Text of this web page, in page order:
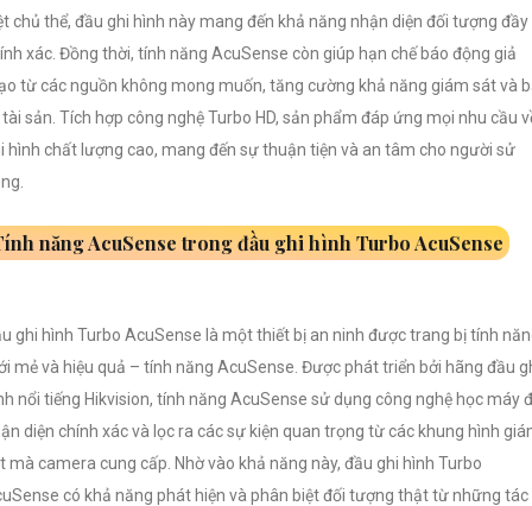
chủ thể, đầu ghi hình này mang đến khả năng nhận diện đối tượng đầy
xác. Đồng thời, tính năng AcuSense còn giúp hạn chế báo động giả
từ các nguồn không mong muốn, tăng cường khả năng giám sát và
tài sản. Tích hợp công nghệ Turbo HD, sản phẩm đáp ứng mọi nhu cầu
hình chất lượng cao, mang đến sự thuận tiện và an tâm cho người sử
năng AcuSense trong đầu ghi hình Turbo AcuSense
ghi hình Turbo AcuSense là một thiết bị an ninh được trang bị tính
mẻ và hiệu quả – tính năng AcuSense. Được phát triển bởi hãng đầu
nổi tiếng Hikvision, tính năng AcuSense sử dụng công nghệ học máy
diện chính xác và lọc ra các sự kiện quan trọng từ các khung hình
mà camera cung cấp. Nhờ vào khả năng này, đầu ghi hình Turbo
có khả năng phát hiện và phân biệt đối tượng thật từ những tác